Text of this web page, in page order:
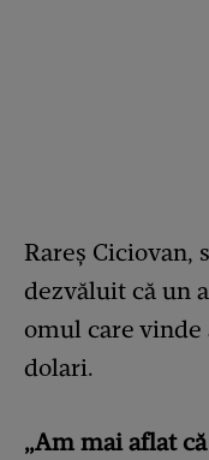
Rareș Ciciovan,
dezvăluit că un
omul care vinde
dolari.
„Am mai aflat